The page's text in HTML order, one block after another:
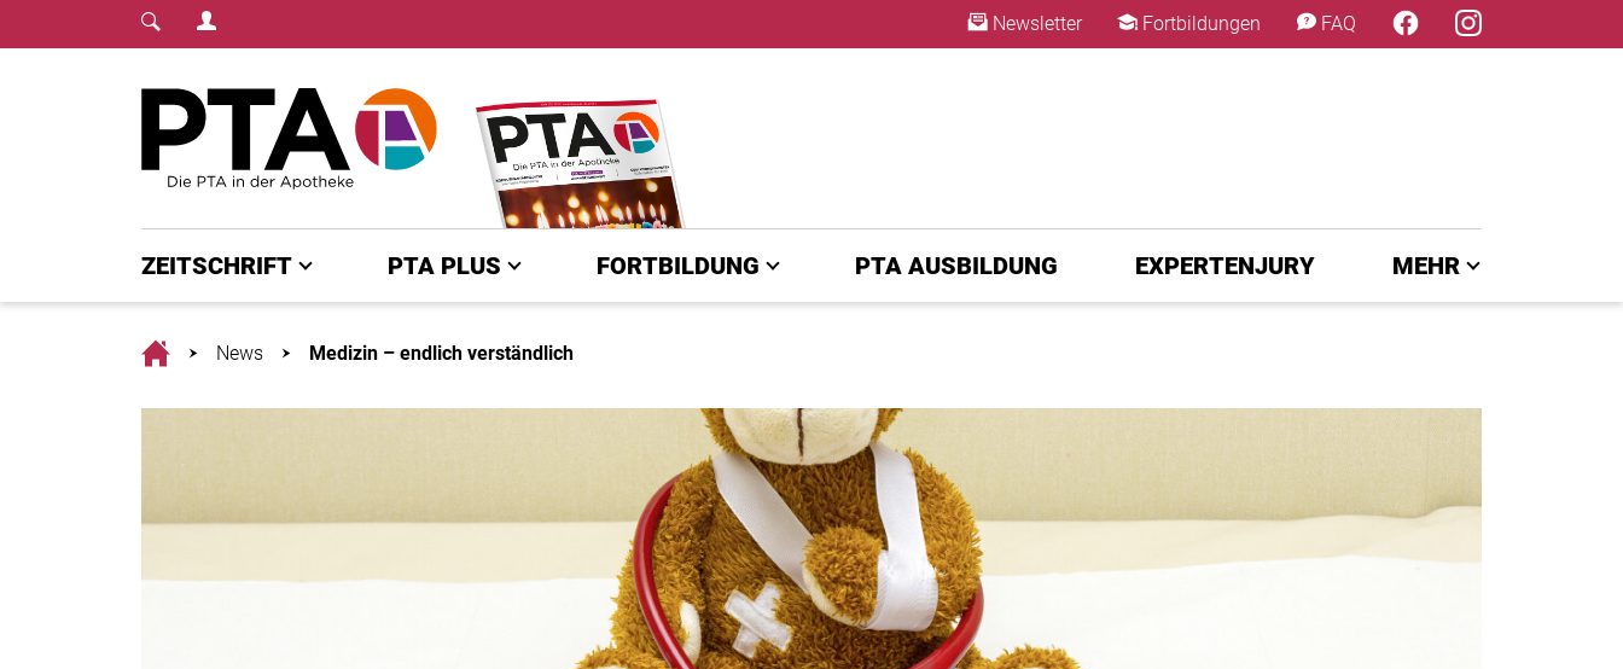
Login Menu Newsletter Fortbildungen FAQ
ZEITSCHRIFT PTA PLUS FORTBILDUNG PTA AUSBILDUNG EXPERTENJURY MEHR
HomeNews Medizin – endlich verständlich
×